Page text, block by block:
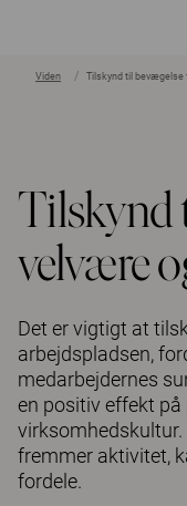
Viden Tilskynd til bevægelse
Tilskynd
velvære
Det er vigtigt at
arbejdspladsen,
medarbejdernes
en positiv effekt
virksomhedskultur.
fremmer aktivitet,
fordele.